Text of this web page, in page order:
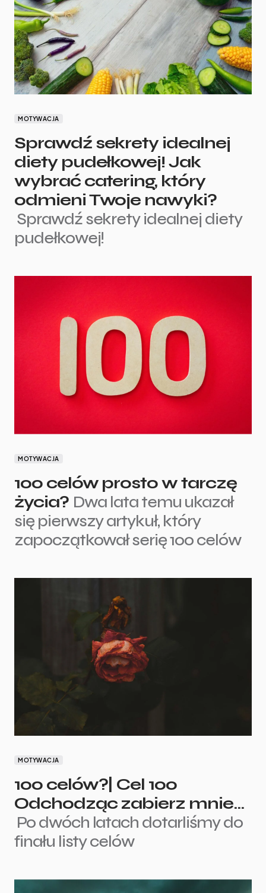
MOTYWACJA
Sprawdź sekrety idealnej
diety pudełkowej! Jak
wybrać catering, który
odmieni Twoje nawyki?
Sprawdź sekrety idealnej diety
pudełkowej!
MOTYWACJA
100 celów prosto w tarczę
życia? Dwa lata temu ukazał
się pierwszy artykuł, który
zapoczątkował serię 100 celów
MOTYWACJA
100 celów?| Cel 100
Odchodząc zabierz mnie…
Po dwóch latach dotarliśmy do
finału listy celów